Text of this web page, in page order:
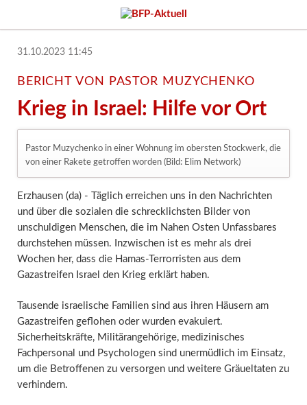
31.10.2023 11:45
BERICHT VON PASTOR MUZYCHENKO
Krieg in Israel: Hilfe vor Ort
Pastor Muzychenko in einer Wohnung im obersten Stockwerk, die
von einer Rakete getroffen worden (Bild: Elim Network)
Erzhausen (da) - Täglich erreichen uns in den Nachrichten
und über die sozialen die schrecklichsten Bilder von
unschuldigen Menschen, die im Nahen Osten Unfassbares
durchstehen müssen. Inzwischen ist es mehr als drei
Wochen her, dass die Hamas-Terrorristen aus dem
Gazastreifen Israel den Krieg erklärt haben.
Tausende israelische Familien sind aus ihren Häusern am
Gazastreifen geflohen oder wurden evakuiert.
Sicherheitskräfte, Militärangehörige, medizinisches
Fachpersonal und Psychologen sind unermüdlich im Einsatz,
um die Betroffenen zu versorgen und weitere Gräueltaten zu
verhindern.